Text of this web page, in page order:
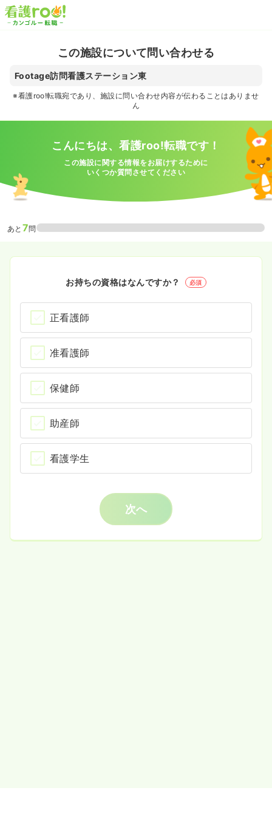
この施設について問い合わせる
Footage訪問看護ステーション東
※看護roo!転職宛であり、施設に問い合わせ内容が伝わることはありませ
ん
こんにちは、看護roo!転職です！
この施設に関する情報をお届けするために
いくつか質問させてください
あと 7問
お持ちの資格はなんですか？ 必須
正看護師
准看護師
保健師
助産師
看護学生
次へ